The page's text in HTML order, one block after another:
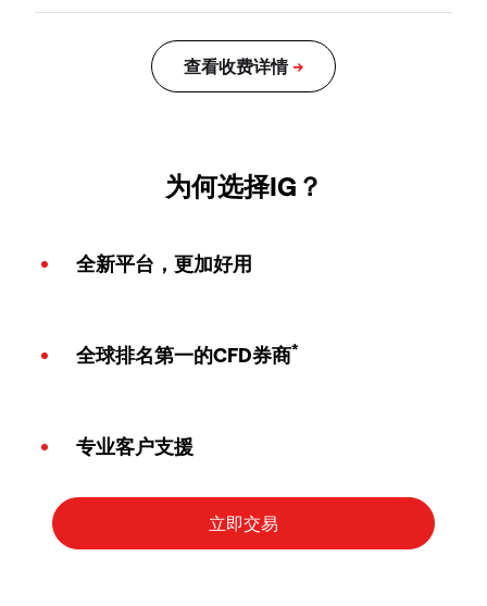
为何选择IG？
全新平台，更加好用
全球排名第一的CFD券商*
专业客户支援